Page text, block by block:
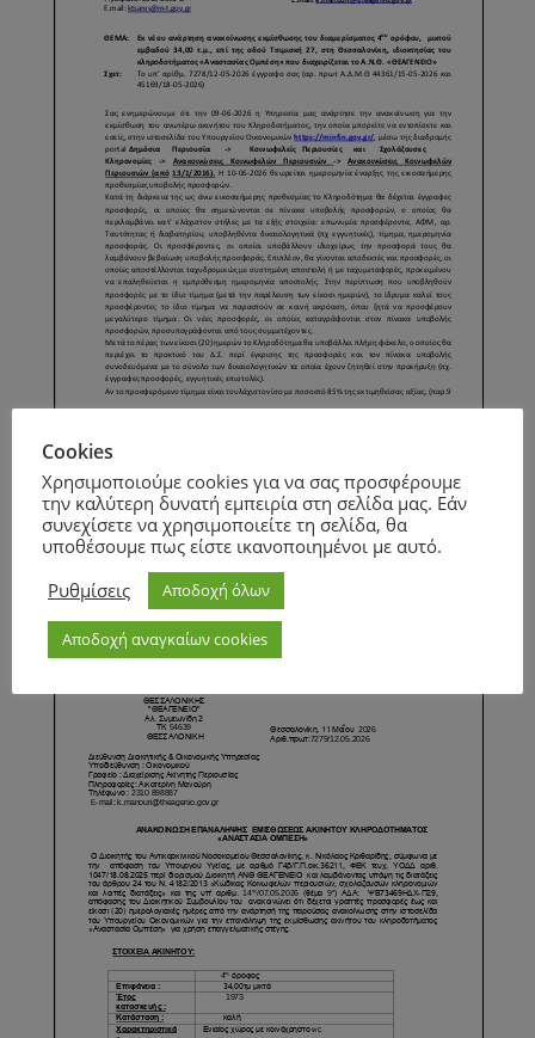
Page1/4
Cookies
Χρησιμοποιούμε cookies για να σας προσφέρουμε
την καλύτερη δυνατή εμπειρία στη σελίδα μας. Εάν
συνεχίσετε να χρησιμοποιείτε τη σελίδα, θα
υποθέσουμε πως είστε ικανοποιημένοι με αυτό.
Ρυθμίσεις
Αποδοχή όλων
Αποδοχή αναγκαίων cookies